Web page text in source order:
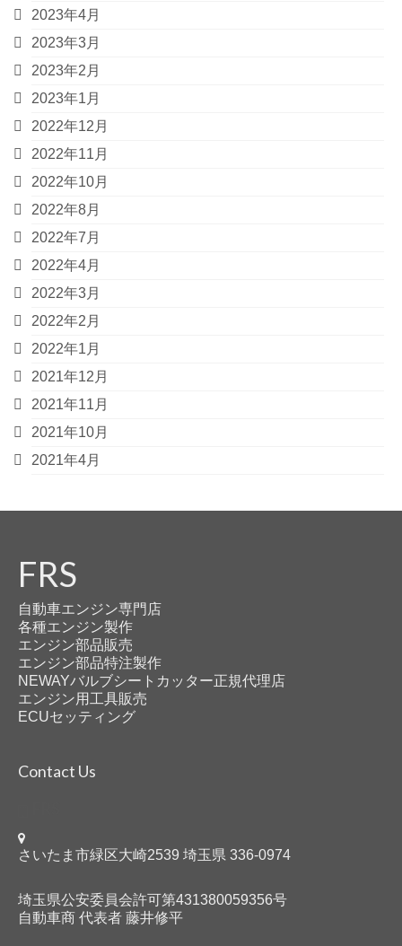
2023年4月
2023年3月
2023年2月
2023年1月
2022年12月
2022年11月
2022年10月
2022年8月
2022年7月
2022年4月
2022年3月
2022年2月
2022年1月
2021年12月
2021年11月
2021年10月
2021年4月
FRS
自動車エンジン専門店
各種エンジン製作
エンジン部品販売
エンジン部品特注製作
NEWAYバルブシートカッター正規代理店
エンジン用工具販売
ECUセッティング
Contact Us
さいたま市緑区大崎2539 埼玉県 336-0974
埼玉県公安委員会許可第431380059356号
自動車商 代表者 藤井修平